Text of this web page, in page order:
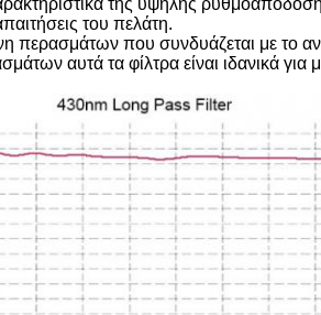
της υψηλής
του πελάτη.
περασμάτων που συνδυάζεται με το
αυτά τα φίλτρα είναι ιδανικά για